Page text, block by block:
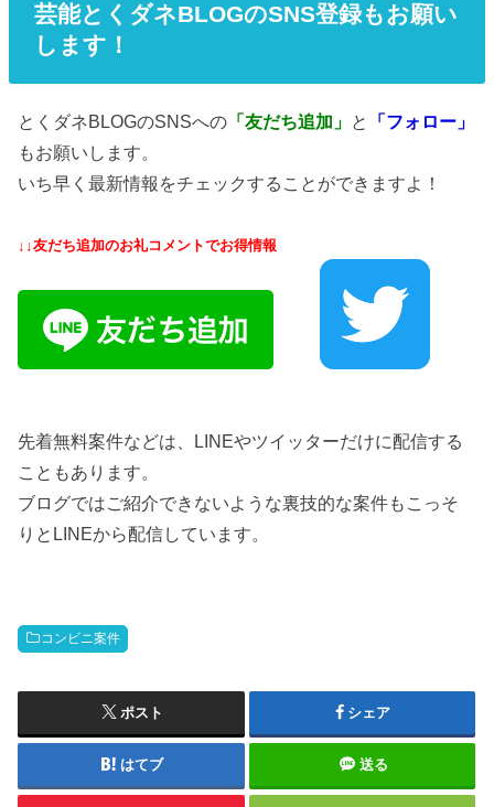
芸能とくダネBLOGのSNS登録もお願い
します！
とくダネBLOGのSNSへの 「友だち追加」 と
「フォロー」
もお願いします。
いち早く最新情報をチェックすることができますよ！
↓↓友だち追加のお礼コメントでお得情報
先着無料案件などは、LINEやツイッターだけに配信する
こともあります。
ブログではご紹介できないような裏技的な案件もこっそ
りとLINEから配信しています。
コンビニ案件
ポスト シェア
はてブ 送る